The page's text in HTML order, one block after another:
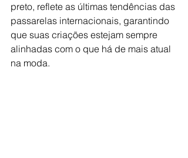
preto, reflete as últimas tendências das
passarelas internacionais, garantindo
que suas criações estejam sempre
alinhadas com o que há de mais atual
na moda.